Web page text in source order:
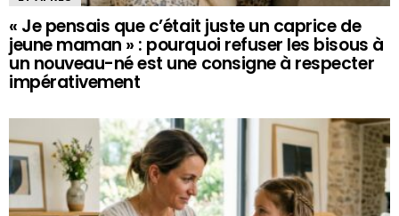
« Je pensais que c’était juste un caprice de
jeune maman » : pourquoi refuser les bisous à
un nouveau-né est une consigne à respecter
impérativement